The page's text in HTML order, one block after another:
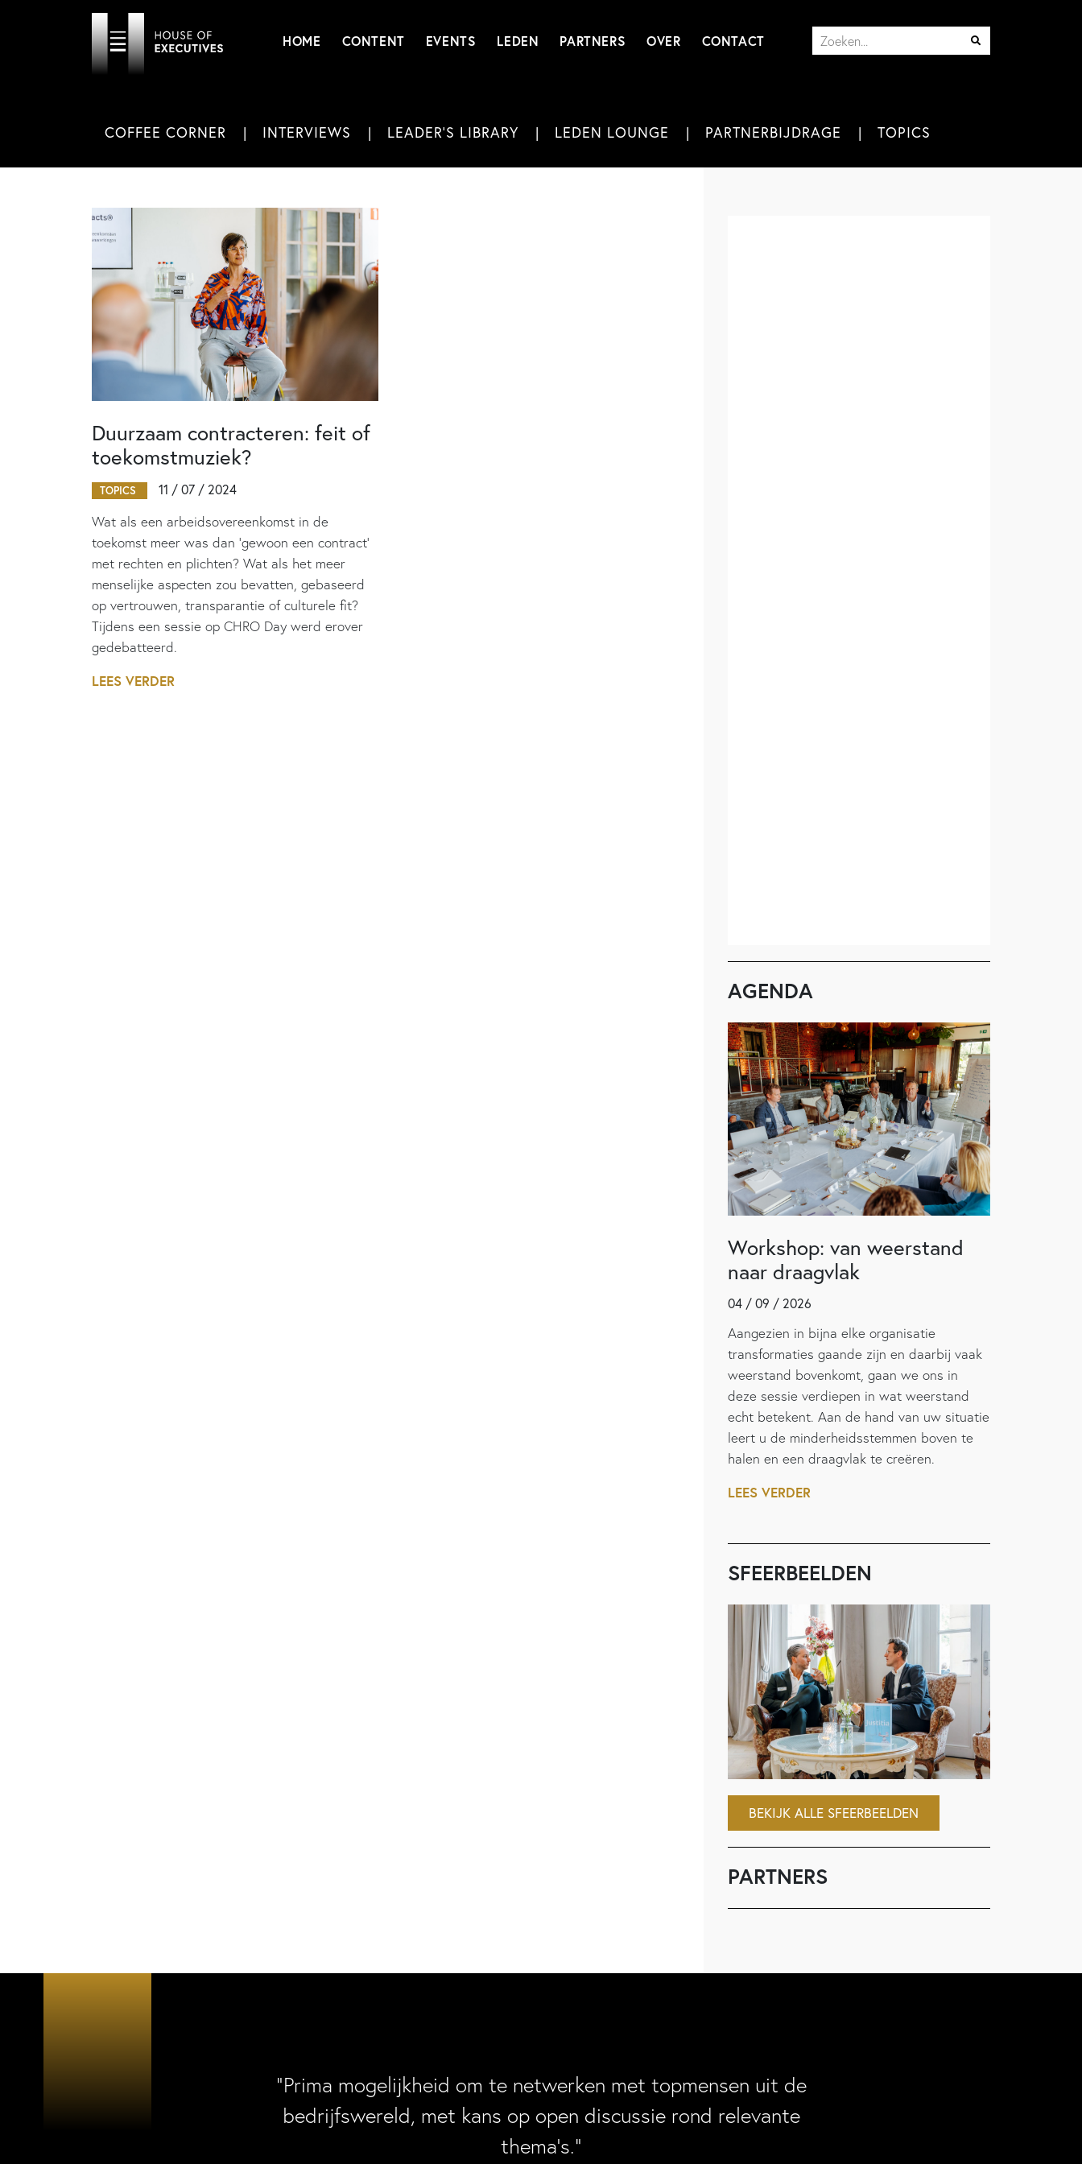
HOME CONTENT EVENTS LEDEN PARTNERS OVER CONTACT
COFFEE CORNER INTERVIEWS LEADER'S LIBRARY LEDEN LOUNGE PARTNERBIJDRAGE TOPICS
Duurzaam contracteren: feit of
toekomstmuziek?
TOPICS 11 / 07 / 2024
Wat als een arbeidsovereenkomst in de
toekomst meer was dan ‘gewoon een contract’
met rechten en plichten? Wat als het meer
menselijke aspecten zou bevatten, gebaseerd
op vertrouwen, transparantie of culturele fit?
Tijdens een sessie op CHRO Day werd erover
gedebatteerd.
LEES VERDER
AGENDA
Workshop: van weerstand
naar draagvlak
04 / 09 / 2026
Aangezien in bijna elke organisatie
transformaties gaande zijn en daarbij vaak
weerstand bovenkomt, gaan we ons in
deze sessie verdiepen in wat weerstand
echt betekent. Aan de hand van uw situatie
leert u de minderheidsstemmen boven te
halen en een draagvlak te creëren.
LEES VERDER
SFEERBEELDEN
BEKIJK ALLE SFEERBEELDEN
PARTNERS
“Prima mogelijkheid om te netwerken met topmensen uit de
bedrijfswereld, met kans op open discussie rond relevante
thema’s.”